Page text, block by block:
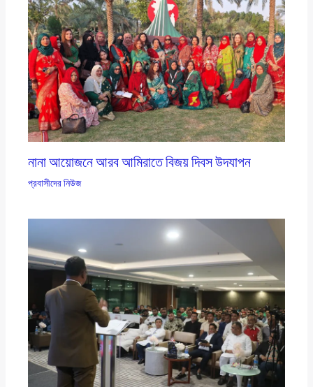
নানা আয়োজনে আরব আমিরাতে বিজয় দিবস উদযাপন
প্রবাসীদের নিউজ